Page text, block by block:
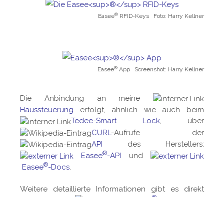
Easee® RFID-Keys Foto: Harry Kellner
Easee® App Screenshot: Harry Kellner
Die Anbindung an meine
Haussteuerung erfolgt, ähnlich wie auch beim
Tedee-Smart Lock, über
CURL -Aufrufe der
API des Herstellers:
Easee®-API und
Easee®-Docs.
Weitere detaillierte Informationen gibt es direkt